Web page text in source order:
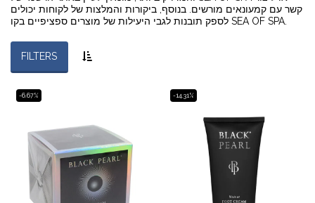
קשר עם קמעונאים מורשים. בנוסף, ביקורות והמלצות של לקוחות יכולים
לספק תובנות לגבי היעילות של מוצרים ספציפיים בקו SEA OF SPA.
FILTERS
-6.67% -14.31%